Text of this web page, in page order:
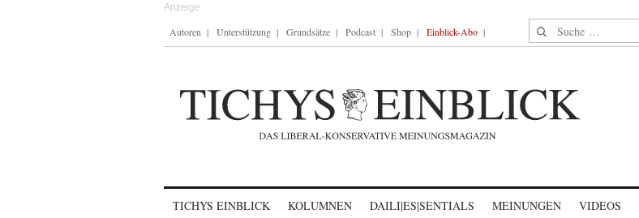
Autoren Unterstützung Grundsätze Podcast Shop Einblick-Abo Suche nach:
TICHYS EINBLICK KOLUMNEN DAILI|ES|SENTIALS MEINUNGEN VIDEOS